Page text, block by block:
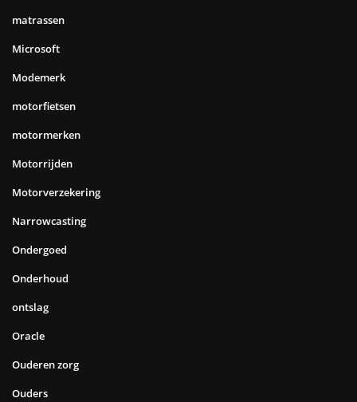
matrassen
Microsoft
Modemerk
motorfietsen
motormerken
Motorrijden
Motorverzekering
Narrowcasting
Ondergoed
Onderhoud
ontslag
Oracle
Ouderen zorg
Ouders